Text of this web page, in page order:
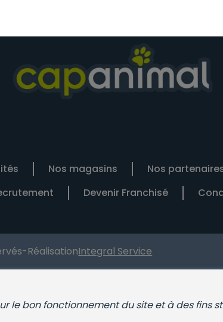
le bon fonctionnement du site et à des fins
Nos magasins Nos
Devenir Franchisé
-RéalisationIntegral Service